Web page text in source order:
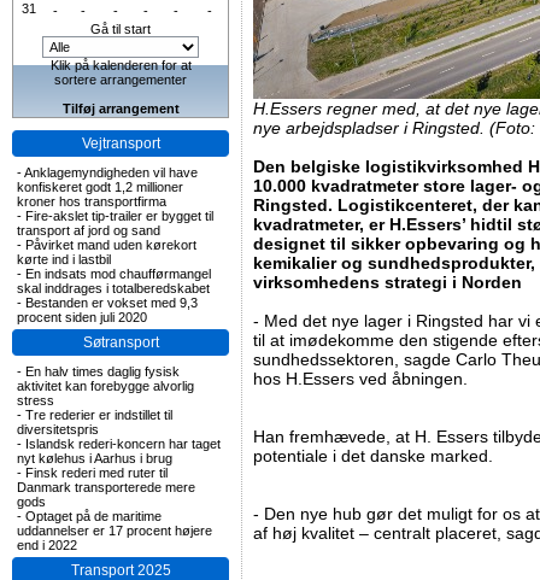
31
- - - - -
-
Gå til start
Klik på kalenderen for at
sortere arrangementer
Tilføj arrangement
Vejtransport
-Anklagemyndigheden vil have
konfiskeret godt 1,2 millioner
kroner hos transportfirma
- Fire-akslet tip-trailer er bygget til
transport af jord og sand
- Påvirket mand uden kørekort
kørte ind i lastbil
- En indsats mod chaufførmangel
skal inddrages i totalberedskabet
- Bestanden er vokset med 9,3
procent siden juli 2020
Søtransport
- En halv times daglig fysisk
aktivitet kan forebygge alvorlig
stress
- Tre rederier er indstillet til
diversitetspris
- Islandsk rederi-koncern har taget
nyt kølehus i Aarhus i brug
- Finsk rederi med ruter til
Danmark transporterede mere
gods
- Optaget på de maritime
uddannelser er 17 procent højere
end i 2022
Transport 2025
H.Essers regner med, at det nye
nye arbejdspladser i Ringsted. (Foto:
Den belgiske logistikvirksomhed
10.000 kvadratmeter store lager-
Ringsted. Logistikcenteret, der
kvadratmeter, er H.Essers’ hidtil
designet til sikker opbevaring og
kemikalier og
virksomhedens strategi i Norden
- Med det nye lager i Ringsted har
til at imødekomme den stigende
sundhedssektoren, sagde Carlo
hos H.Essers ved åbningen.
Han fremhævede, at H. Essers
potentiale i det danske marked.
- Den nye hub gør det muligt for os
af høj kvalitet – centralt placeret,